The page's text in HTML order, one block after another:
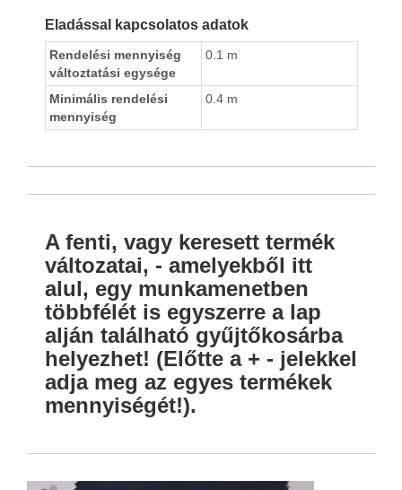
Eladással kapcsolatos adatok
Rendelési mennyiség
változtatási egysége
0.1 m
Minimális rendelési
mennyiség
0.4 m
A fenti, vagy keresett termék
változatai, - amelyekből itt
alul, egy munkamenetben
többfélét is egyszerre a lap
alján található gyűjtőkosárba
helyezhet! (Előtte a + - jelekkel
adja meg az egyes termékek
mennyiségét!).